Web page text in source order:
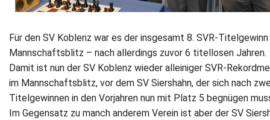
Für den SV Koblenz war es der insgesamt 8. SVR‐Titelgewinn
Mannschaftsblitz – nach allerdings zuvor 6 titellosen Jahren.
Damit ist nun der SV Koblenz wieder alleiniger
im Mannschaftsblitz, vor dem SV Siershahn, der sich nach
Titelgewinnen in den Vorjahren nun mit Platz 5 begnügen
Im Gegensatz zu manch anderem Verein ist aber der SV